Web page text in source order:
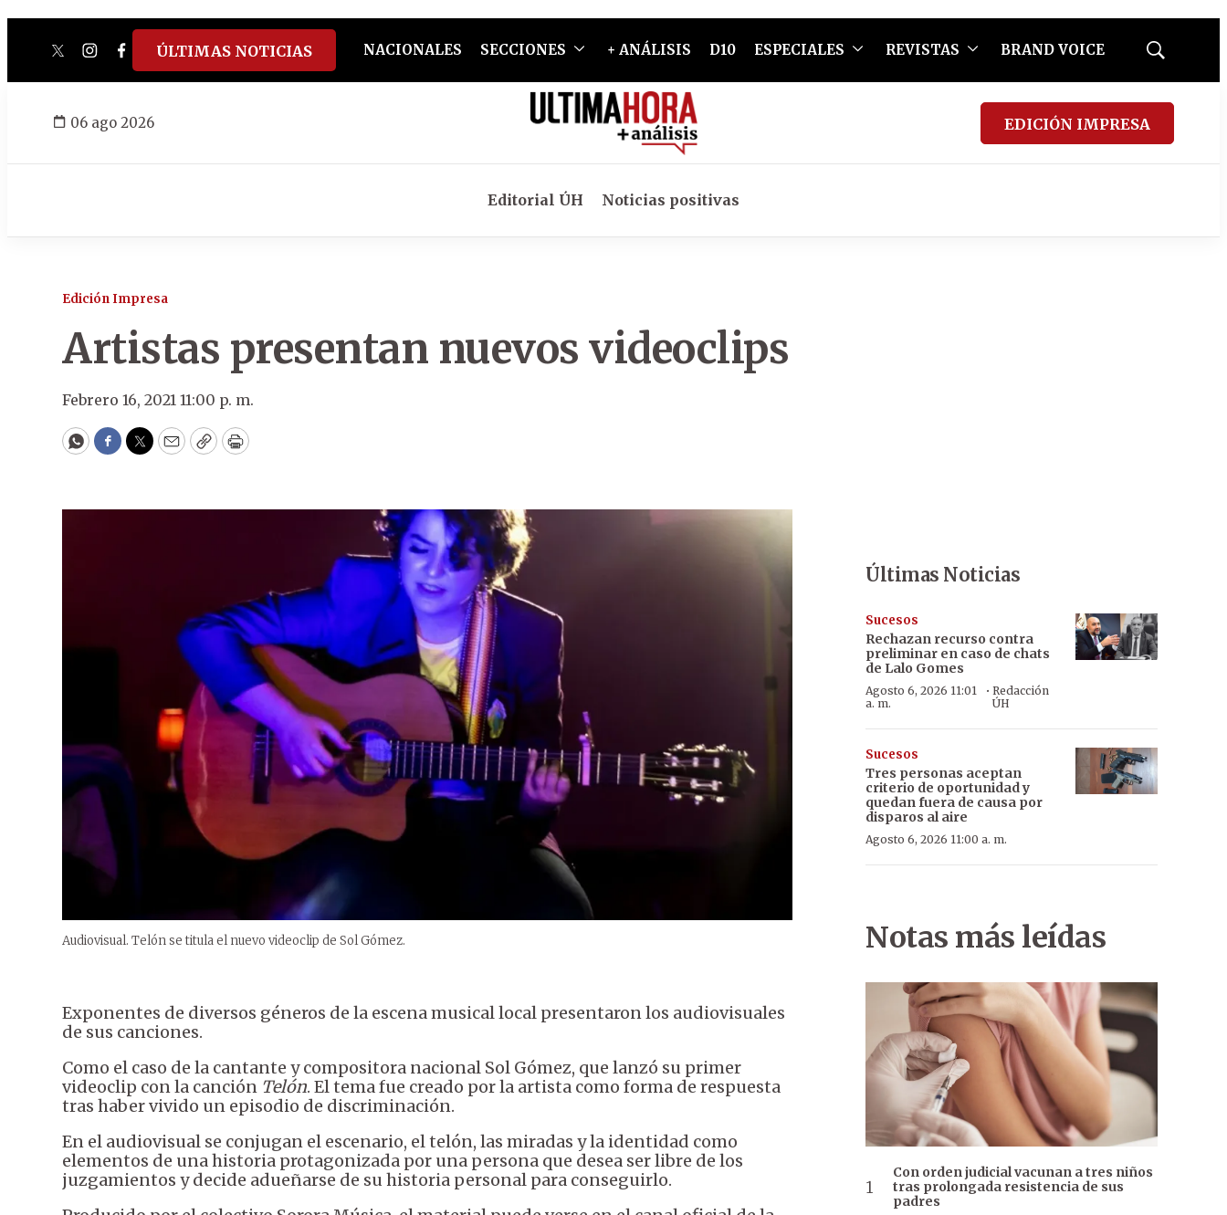
twitterinstagram
facebook
tiktokyoutube
spotify
ÚLTIMAS NOTICIAS NACIONALES SECCIONES + ANÁLISIS D10 ESPECIALES REVISTAS BRAND VOICE
Mostrar
06 ago 2026 EDICIÓN IMPRESA
Editorial ÚH Noticias positivas
Edición Impresa
Artistas presentan nuevos videoclips
Febrero 16, 2021 11:00 p. m.
WhatsApp
Facebook
Twitter
EmailCopyPrint
Audiovisual. Telón se titula el nuevo videoclip de Sol Gómez.
Exponentes de diversos géneros de la escena musical local presentaron los audiovisuales
de sus canciones.
Como el caso de la cantante y compositora nacional Sol Gómez, que lanzó su primer
videoclip con la canción Telón. El tema fue creado por la artista como forma de respuesta
tras haber vivido un episodio de discriminación.
En el audiovisual se conjugan el escenario, el telón, las miradas y la identidad como
elementos de una historia protagonizada por una persona que desea ser libre de los
juzgamientos y decide adueñarse de su historia personal para conseguirlo.
Últimas Noticias
Sucesos
Rechazan recurso contra
preliminar en caso de chats
de Lalo Gomes
Agosto 6, 2026 11:01
a. m.
·Redacción
ÚH
Sucesos
Tres personas aceptan
criterio de oportunidad y
quedan fuera de causa por
disparos al aire
Agosto 6, 2026 11:00 a. m.
Notas más leídas
Con orden judicial vacunan a tres niños
tras prolongada resistencia de sus
padres